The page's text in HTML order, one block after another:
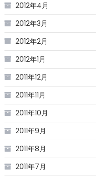
2012年4月
2012年3月
2012年2月
2012年1月
2011年12月
2011年11月
2011年10月
2011年9月
2011年8月
2011年7月